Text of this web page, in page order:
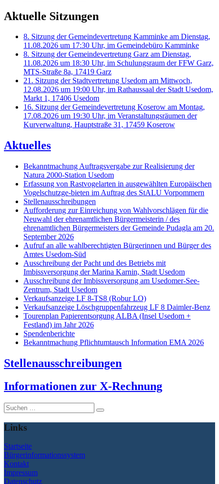
Aktuelle Sitzungen
8. Sitzung der Gemeindevertretung Kamminke am Dienstag,
11.08.2026 um 17:30 Uhr, im Gemeindebüro Kamminke
8. Sitzung der Gemeindevertretung Garz am Dienstag,
11.08.2026 um 18:30 Uhr, im Schulungsraum der FFW Garz,
MTS-Straße 8a, 17419 Garz
21. Sitzung der Stadtvertretung Usedom am Mittwoch,
12.08.2026 um 19:00 Uhr, im Rathaussaal der Stadt Usedom,
Markt 1, 17406 Usedom
16. Sitzung der Gemeindevertretung Koserow am Montag,
17.08.2026 um 19:30 Uhr, im Veranstaltungsräumen der
Kurverwaltung, Hauptstraße 31, 17459 Koserow
Aktuelles
Bekanntmachung Auftragsvergabe zur Realisierung der
Natura 2000-Station Usedom
Erfassung von Rastvogelarten in ausgewählten Europäischen
Vogelschutzge-bieten im Auftrag des StALU Vorpommern
Stellenausschreibungen
Aufforderung zur Einreichung von Wahlvorschlägen für die
Neuwahl der ehrenamtlichen Bürgermeisterin / des
ehrenamtlichen Bürgermeisters der Gemeinde Pudagla am 20.
September 2026
Aufruf an alle wahlberechtigten Bürgerinnen und Bürger des
Amtes Usedom-Süd
Ausschreibung der Pacht und des Betriebs mit
Imbissversorgung der Marina Karnin, Stadt Usedom
Ausschreibung der Imbissversorgung am Usedomer-See-
Zentrum, Stadt Usedom
Verkaufsanzeige LF 8-TS8 (Robur LO)
Verkaufsanzeige Löschgruppenfahrzeug LF 8 Daimler-Benz
Tourenplan Papierentsorgung ALBA (Insel Usedom +
Festland) im Jahr 2026
Spendenberichte
Bekanntmachung Pflichtumtausch Information EMA 2026
Stellenausschreibungen
Informationen zur X-Rechnung
Suche
nach:
Links
Startseite
Bürgerinformationssystem
Kontakt
Impressum
Datenschutz